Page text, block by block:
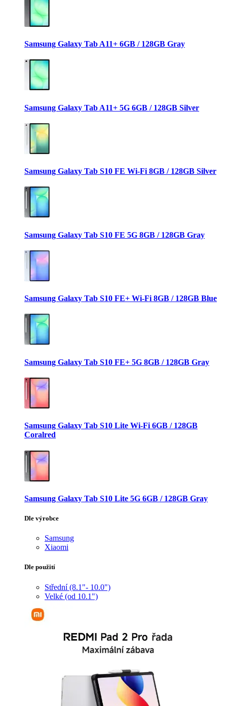
Samsung Galaxy Tab A11+ 6GB / 128GB Gray
Samsung Galaxy Tab A11+ 5G 6GB / 128GB Silver
Samsung Galaxy Tab S10 FE Wi-Fi 8GB / 128GB Silver
Samsung Galaxy Tab S10 FE 5G 8GB / 128GB Gray
Samsung Galaxy Tab S10 FE+ Wi-Fi 8GB / 128GB Blue
Samsung Galaxy Tab S10 FE+ 5G 8GB / 128GB Gray
Samsung Galaxy Tab S10 Lite Wi-Fi 6GB / 128GB
Coralred
Samsung Galaxy Tab S10 Lite 5G 6GB / 128GB Gray
Dle výrobce
Samsung
Xiaomi
Dle použití
Střední (8.1"- 10.0")
Velké (od 10.1")